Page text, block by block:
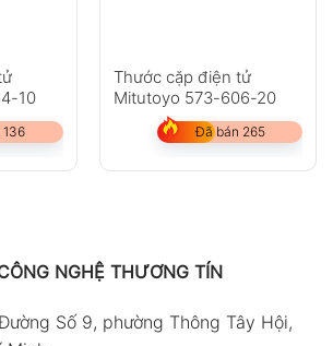
10
Thước cặp điện tử
Mitutoyo 573-606-20
Đã bán 265
NGHỆ THƯƠNG TÍN
Số 9, phường Thông Tây Hội,